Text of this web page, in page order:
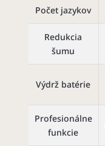
Počet jazykov
Redukcia
šumu
Výdrž batérie
Profesionálne
funkcie